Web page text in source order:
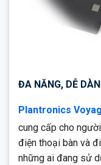
ĐA NĂNG, DỄ
Plantronics
cung cấp cho
điện thoại bàn và
những ai đang sử